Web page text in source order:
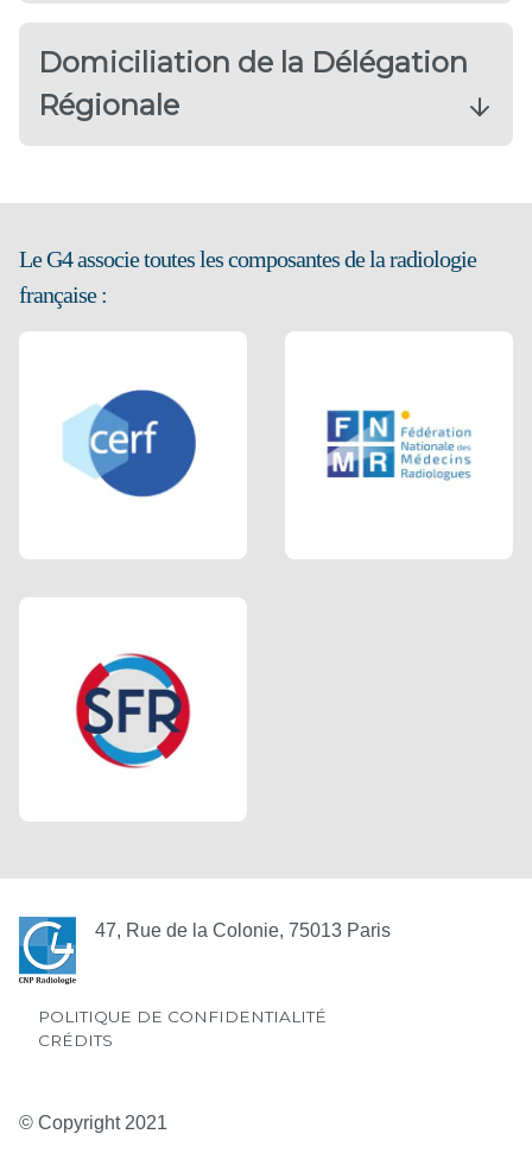
Domiciliation de la Délégation
Régionale
Le G4 associe toutes les composantes de la radiologie
française :
47, Rue de la Colonie, 75013 Paris
POLITIQUE DE CONFIDENTIALITÉ
CRÉDITS
© Copyright 2021